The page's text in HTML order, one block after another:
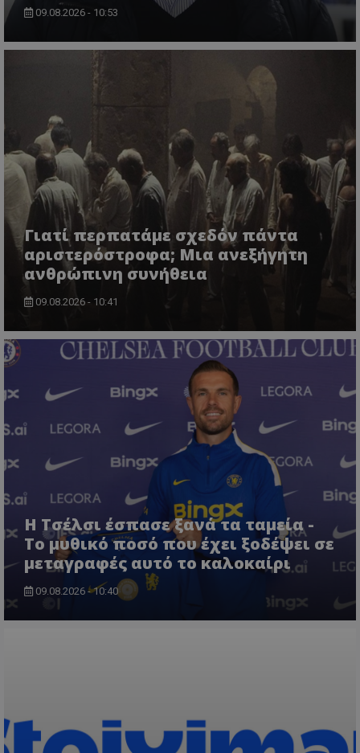
09.08.2026 - 10:53
Γιατί περπατάμε σχεδόν πάντα
αριστερόστροφα; Μια ανεξήγητη
ανθρώπινη συνήθεια
09.08.2026 - 10:41
Η Τσέλσι έσπασε ξανά τα ταμεία -
Το μυθικό ποσό που έχει ξοδέψει σε
μεταγραφές αυτό το καλοκαίρι
09.08.2026 - 10:40